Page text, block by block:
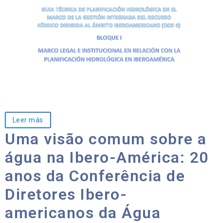
Leer más
Uma visão comum sobre a
água na Ibero-América: 20
anos da Conferência de
Diretores Ibero-
americanos da Água